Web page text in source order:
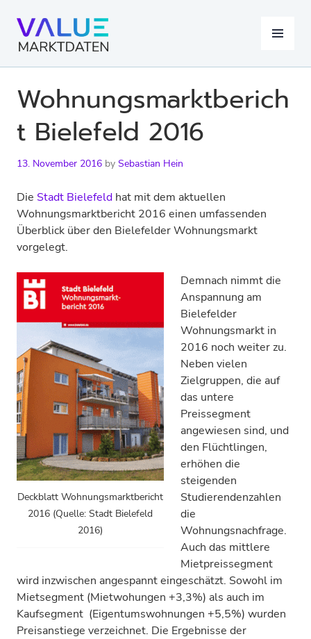
content
MENU
Wohnungsmarktberich
t Bielefeld 2016
13. November 2016 by Sebastian Hein
Die Stadt Bielefeld hat mit dem aktuellen
Wohnungsmarktbericht 2016 einen umfassenden
Überblick über den Bielefelder Wohnungsmarkt
vorgelegt.
Deckblatt Wohnungsmarktbericht
2016 (Quelle: Stadt Bielefeld
2016)
Demnach nimmt die
Anspannung am
Bielefelder
Wohnungsmarkt in
2016 noch weiter zu.
Neben vielen
Zielgruppen, die auf
das untere
Preissegment
angewiesen sind, und
den Flüchtlingen,
erhöhen die
steigenden
Studierendenzahlen
die
Wohnungsnachfrage.
Auch das mittlere
Mietpreissegment
wird inzwischen angespannt eingeschätzt. Sowohl im
Mietsegment (Mietwohungen +3,3%) als auch im
Kaufsegment (Eigentumswohnungen +5,5%) wurden
Preisanstiege verzeichnet. Die Ergebnisse der